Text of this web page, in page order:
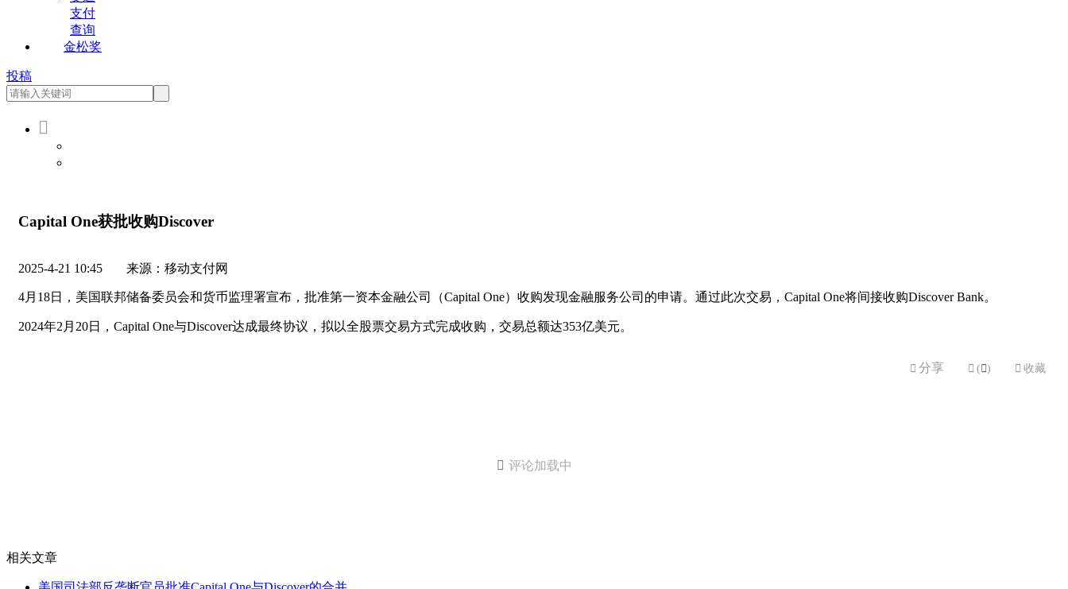
支付
查询
金松奖
投稿

Capital One获批收购Discover
2025-4-21 10:45 来源：移动支付网
4月18日，美国联邦储备委员会和货币监理署宣布，批准第一资本金融公司（Capital One）收购发现金融服务公司的申请。通过此次交易，Capital One将间接收购Discover Bank。
2024年2月20日，Capital One与Discover达成最终协议，拟以全股票交易方式完成收购，交易总额达353亿美元。
 分享  ( )  收藏
 评论加载中
相关文章